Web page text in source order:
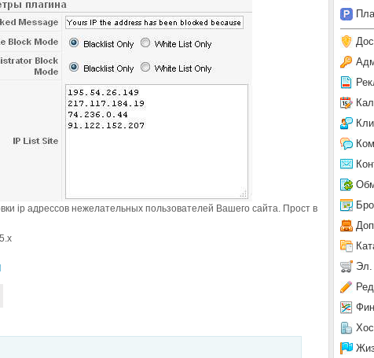
ip адрессов нежелательных пользователей Вашего сайта. Прост в
Эл.